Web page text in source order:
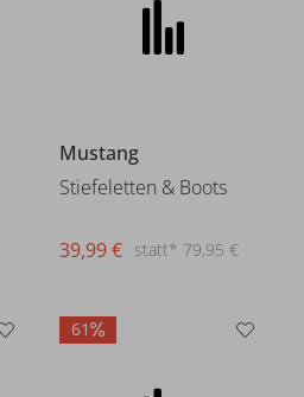
Mustang
Stiefeletten & Boots
statt* 79,95 €
39,99 €
61